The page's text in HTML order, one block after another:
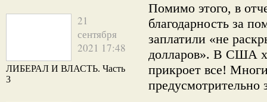
21
сентября
2021 17:48
ЛИБЕРАЛ И ВЛАСТЬ. Часть
3
Помимо этого, в
благодарность за
заплатили «не
долларов». В США
прикроет все!